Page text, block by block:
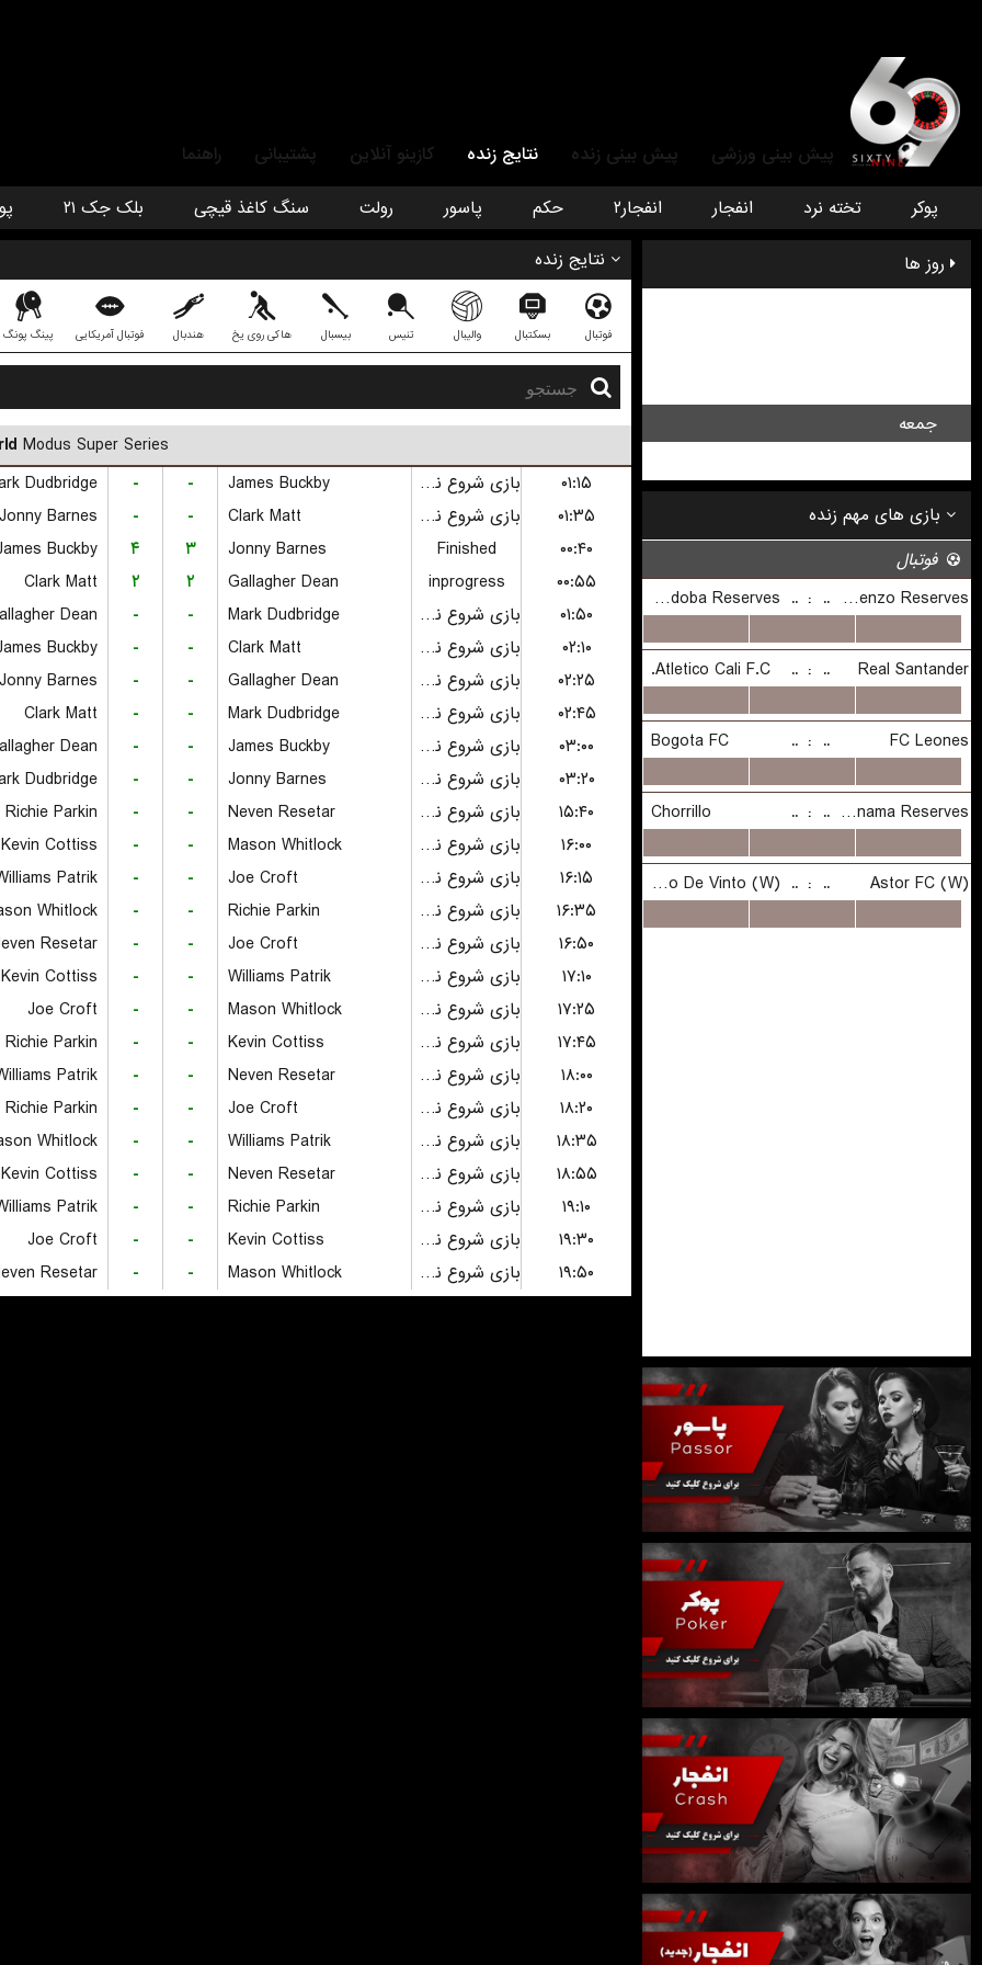
پیش بینی ورزشی پیش بینی زنده نتایج زنده کازینو آنلاین پشتیبانی راهنما
پوکر تخته نرد انفجار انفجار۲ حکم پاسور رولت سنگ کاغذ قیچی بلک جک ۲۱
روز ها
جمعه
نتایج زنده
فوتبال بسکتبال والیبال تنیس بیسبال هاکی روی یخ هندبال فوتبال آمریکایی پینگ پونگ
Modus Super Series
Dudbridge
- - James Buckby بازی شروع نشده است
۰۱:۱۵
Jonny Barnes
- - Clark Matt بازی شروع نشده است
۰۱:۳۵
Buckby
۴ ۳ Jonny Barnes Finished
۰۰:۴۰
Clark Matt
۲ ۲ Gallagher Dean inprogress
۰۰:۵۵
Dean
- - Mark Dudbridge بازی شروع نشده است
۰۱:۵۰
Buckby
- - Clark Matt بازی شروع نشده است
۰۲:۱۰
Jonny Barnes
- - Gallagher Dean بازی شروع نشده است
۰۲:۲۵
Clark Matt
- - Mark Dudbridge بازی شروع نشده است
۰۲:۴۵
Dean
- - James Buckby بازی شروع نشده است
۰۳:۰۰
Dudbridge
- - Jonny Barnes بازی شروع نشده است
۰۳:۲۰
Richie Parkin
- - Neven Resetar بازی شروع نشده است
۱۵:۴۰
Kevin Cottiss
- - Mason Whitlock بازی شروع نشده است
۱۶:۰۰
Patrik
- - Joe Croft بازی شروع نشده است
۱۶:۱۵
Whitlock
- - Richie Parkin بازی شروع نشده است
۱۶:۳۵
Resetar
- - Joe Croft بازی شروع نشده است
۱۶:۵۰
Kevin Cottiss
- - Williams Patrik بازی شروع نشده است
۱۷:۱۰
Joe Croft
- - Mason Whitlock بازی شروع نشده است
۱۷:۲۵
Richie Parkin
- - Kevin Cottiss بازی شروع نشده است
۱۷:۴۵
Patrik
- - Neven Resetar بازی شروع نشده است
۱۸:۰۰
Richie Parkin
- - Joe Croft بازی شروع نشده است
۱۸:۲۰
Whitlock
- - Williams Patrik بازی شروع نشده است
۱۸:۳۵
Kevin Cottiss
- - Neven Resetar بازی شروع نشده است
۱۸:۵۵
Patrik
- - Richie Parkin بازی شروع نشده است
۱۹:۱۰
Joe Croft
- - Kevin Cottiss بازی شروع نشده است
۱۹:۳۰
Resetar
- - Mason Whitlock بازی شروع نشده است ۱۹:۵۰